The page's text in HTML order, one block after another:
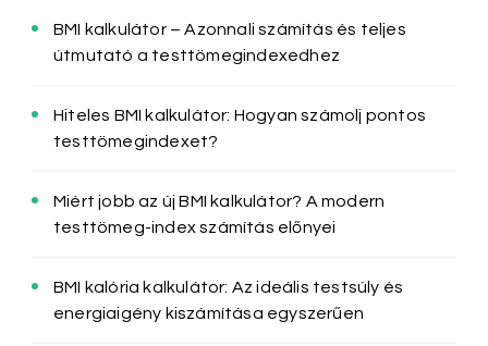
BMI kalkulátor – Azonnali számítás és teljes
útmutató a testtömegindexedhez
Hiteles BMI kalkulátor: Hogyan számolj pontos
testtömegindexet?
Miért jobb az új BMI kalkulátor? A modern
testtömeg-index számítás előnyei
BMI kalória kalkulátor: Az ideális testsúly és
energiaigény kiszámítása egyszerűen